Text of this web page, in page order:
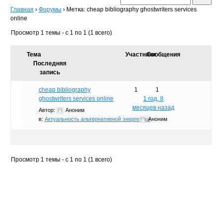
Главная › Форумы › Метка: cheap bibliography ghostwriters services
online
Просмотр 1 темы - с 1 по 1 (1 всего)
Тема УчастникиСообщения
Последняя
запись
cheap bibliography
ghostwriters services online
Автор:
Аноним
в: Актуальность альтернативной энергетики
1
1
1 год, 8
месяцев назад
Аноним
Просмотр 1 темы - с 1 по 1 (1 всего)